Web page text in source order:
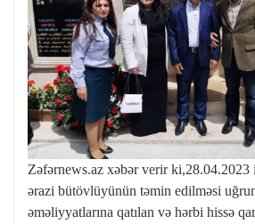
Zəfərnews.az xəbər verir ki,28.04.2023
ərazi bütövlüyünün təmin edilməsi
əməliyyatlarına qatılan və hərbi hissə